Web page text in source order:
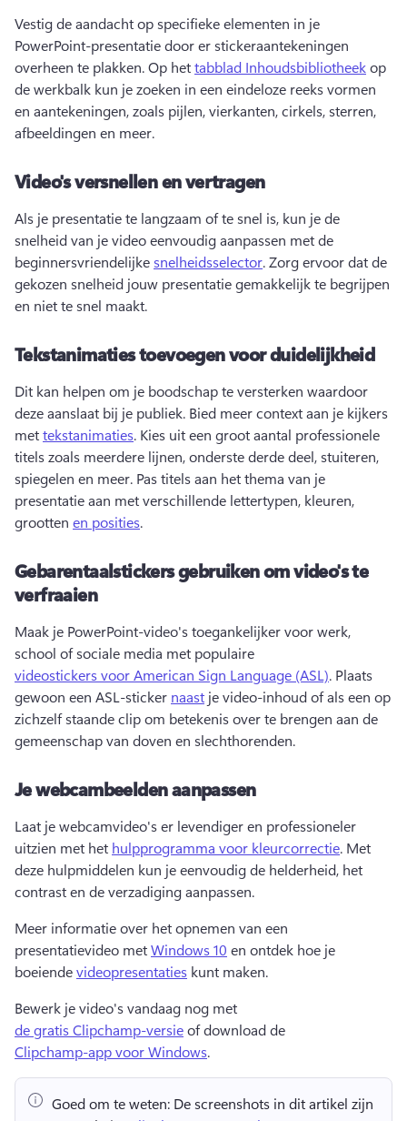
Vestig de aandacht op specifieke elementen in je
PowerPoint-presentatie door er stickeraantekeningen
overheen te plakken. Op het tabblad Inhoudsbibliotheek op
de werkbalk kun je zoeken in een eindeloze reeks vormen
en aantekeningen, zoals pijlen, vierkanten, cirkels, sterren,
afbeeldingen en meer.
Video's versnellen en vertragen
Als je presentatie te langzaam of te snel is, kun je de
snelheid van je video eenvoudig aanpassen met de
beginnersvriendelijke snelheidsselector. Zorg ervoor dat de
gekozen snelheid jouw presentatie gemakkelijk te begrijpen
en niet te snel maakt.
Tekstanimaties toevoegen voor duidelijkheid
Dit kan helpen om je boodschap te versterken waardoor
deze aanslaat bij je publiek. Bied meer context aan je kijkers
met tekstanimaties. Kies uit een groot aantal professionele
titels zoals meerdere lijnen, onderste derde deel, stuiteren,
spiegelen en meer. Pas titels aan het thema van je
presentatie aan met verschillende lettertypen, kleuren,
grootten en posities.
Gebarentaalstickers gebruiken om video's te
verfraaien
Maak je PowerPoint-video's toegankelijker voor werk,
school of sociale media met populaire
videostickers voor American Sign Language (ASL). Plaats
gewoon een ASL-sticker naast je video-inhoud of als een op
zichzelf staande clip om betekenis over te brengen aan de
gemeenschap van doven en slechthorenden.
Je webcambeelden aanpassen
Laat je webcamvideo's er levendiger en professioneler
uitzien met het hulpprogramma voor kleurcorrectie. Met
deze hulpmiddelen kun je eenvoudig de helderheid, het
contrast en de verzadiging aanpassen.
Meer informatie over het opnemen van een
presentatievideo met Windows 10 en ontdek hoe je
boeiende videopresentaties kunt maken.
Bewerk je video's vandaag nog met
de gratis Clipchamp-versie of download de
Clipchamp-app voor Windows.
Goed om te weten: De screenshots in dit artikel zijn